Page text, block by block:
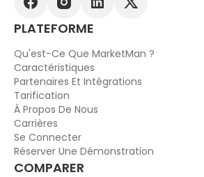
PLATEFORME
Qu'est-Ce Que MarketMan ?
Caractéristiques
Partenaires Et Intégrations
Tarification
À Propos De Nous
Carrières
Se Connecter
Réserver Une Démonstration
COMPARER